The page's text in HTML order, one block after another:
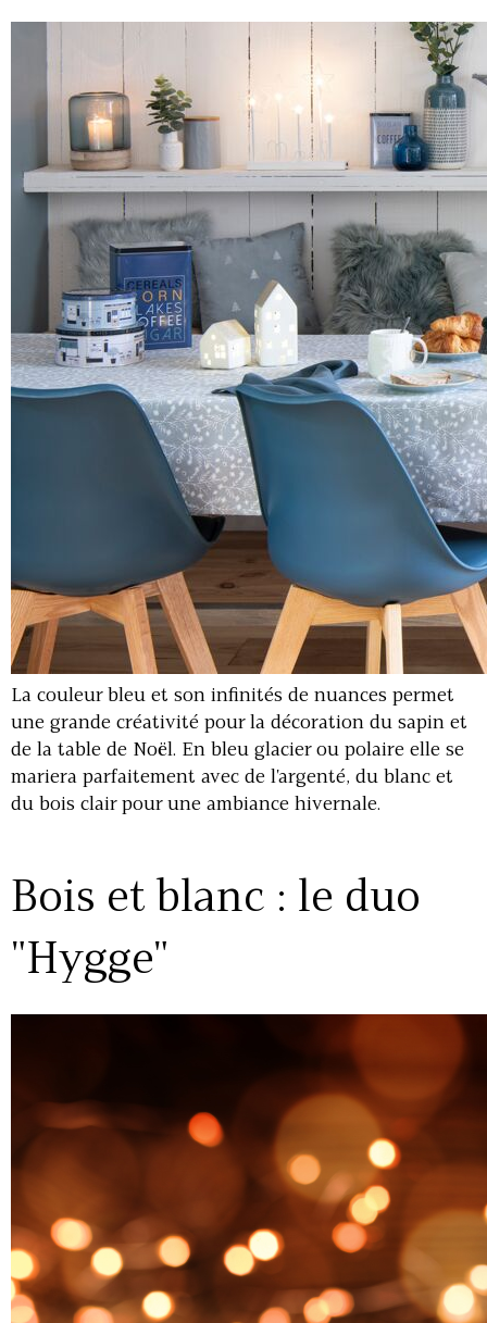
La couleur bleu et son infinités de nuances permet
une grande créativité pour la décoration du sapin et
de la table de Noël. En bleu glacier ou polaire elle se
mariera parfaitement avec de l'argenté, du blanc et
du bois clair pour une ambiance hivernale.
Bois et blanc : le duo
"Hygge"